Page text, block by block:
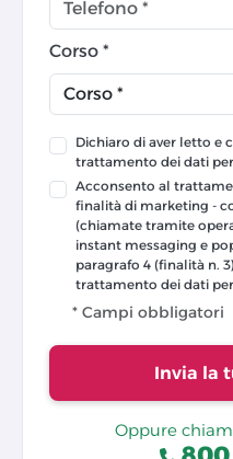
Corso *
Dichiaro di aver letto e
trattamento dei dati
Acconsento al
finalità di marketing -
(chiamate tramite
instant messaging e
paragrafo 4 (finalità n.
trattamento dei dati
* Campi obbligatori
Invia la
Oppure